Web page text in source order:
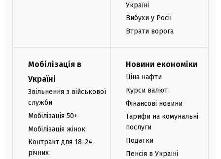
Україні
Вибухи у Росії
Втрати ворога
Мобілізація в
Україні
Звільнення з військової
служби
Мобілізація 50+
Мобілізація жінок
Контракт для 18-24-
річних
Новини економіки
Ціна нафти
Курси валют
Фінансові новини
Тарифи на комунальні
послуги
Податки
Пенсія в Україні